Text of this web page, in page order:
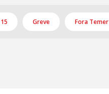
Greve Fora Temer